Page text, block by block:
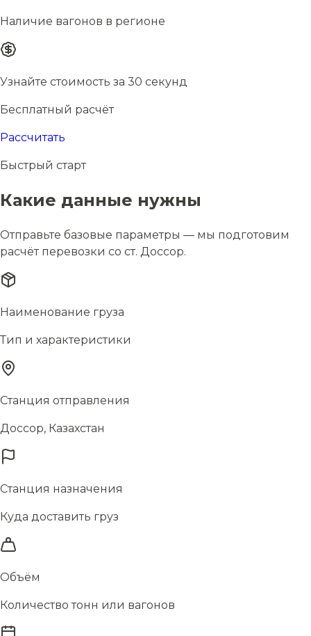
Наличие вагонов в регионе
Узнайте стоимость за 30 секунд
Бесплатный расчёт
Рассчитать
Быстрый старт
Какие данные нужны
Отправьте базовые параметры — мы подготовим
расчёт перевозки со ст. Доссор.
Наименование груза
Тип и характеристики
Станция отправления
Доссор, Казахстан
Станция назначения
Куда доставить груз
Объём
Количество тонн или вагонов